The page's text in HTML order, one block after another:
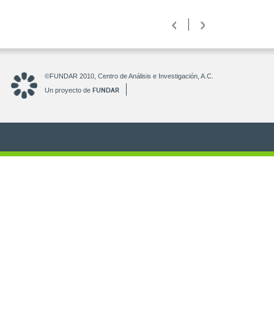
< >
©FUNDAR 2010, Centro de Análisis e Investigación, A.C.
Un proyecto de FUNDAR